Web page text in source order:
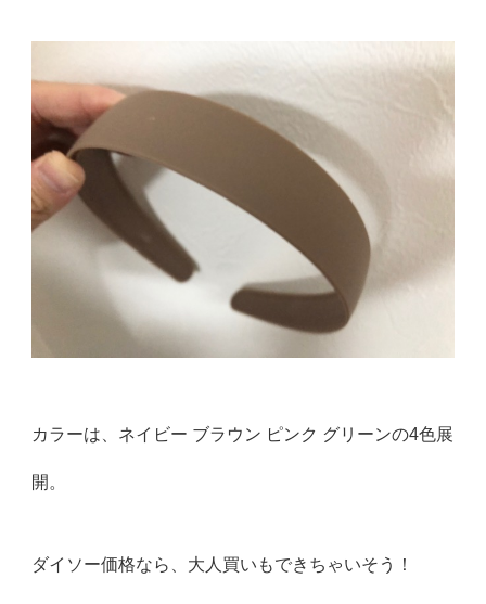
カラーは、ネイビー ブラウン ピンク グリーンの4色展
開。
ダイソー価格なら、大人買いもできちゃいそう！